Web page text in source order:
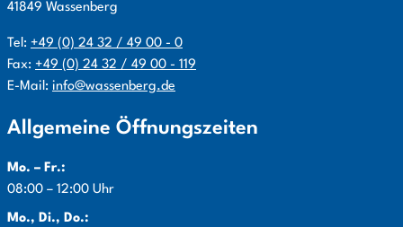
41849 Wassenberg
Tel: +49 (0) 24 32 / 49 00 - 0
Fax: +49 (0) 24 32 / 49 00 - 119
E-Mail: info@wassenberg.de
Allgemeine Öffnungszeiten
Mo. – Fr.:
08:00 – 12:00 Uhr
Mo., Di., Do.: